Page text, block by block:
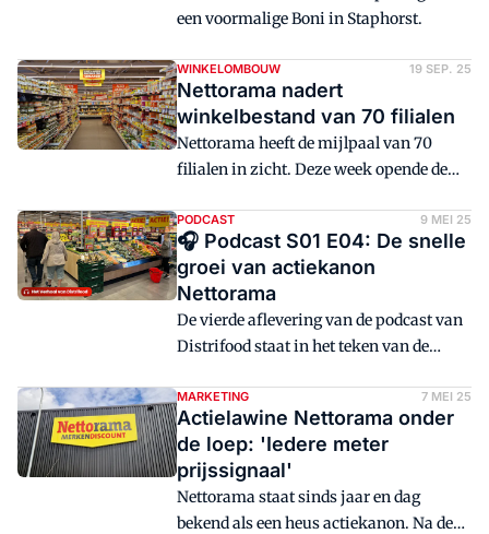
een voormalige Boni in Staphorst.
WINKELOMBOUW 19 SEP. 25
Nettorama nadert
winkelbestand van 70 filialen
Nettorama heeft de mijlpaal van 70
filialen in zicht. Deze week opende de
Compascuum.
PODCAST 9 MEI 25
🎧 Podcast S01 E04: De snelle
groei van actiekanon
Nettorama
De vierde aflevering van de podcast van
Distrifood staat in het teken van de
actiekanon zonder genade.
MARKETING 7 MEI 25
Actielawine Nettorama onder
de loep: 'Iedere meter
prijssignaal'
Nettorama staat sinds jaar en dag
bekend als een heus actiekanon. Na de